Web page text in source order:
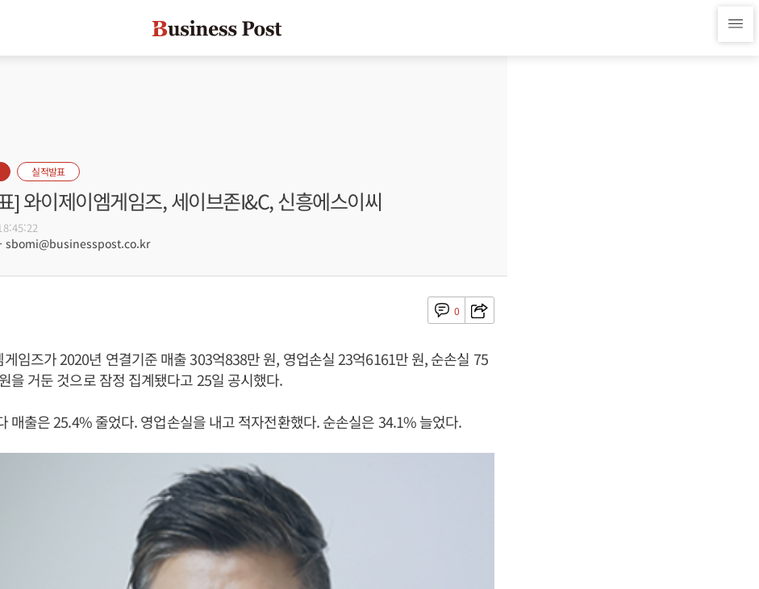
실적발표
] 와이제이엠게임즈, 세이브존I&C, 신흥에스이씨
- sbomi@businesspost.co.kr
0
임즈가 2020년 연결기준 매출 303억838만 원, 영업손실 23억6161만 원, 순손실 75
을 거둔 것으로 잠정 집계됐다고 25일 공시했다.
매출은 25.4% 줄었다. 영업손실을 내고 적자전환했다. 순손실은 34.1% 늘었다.